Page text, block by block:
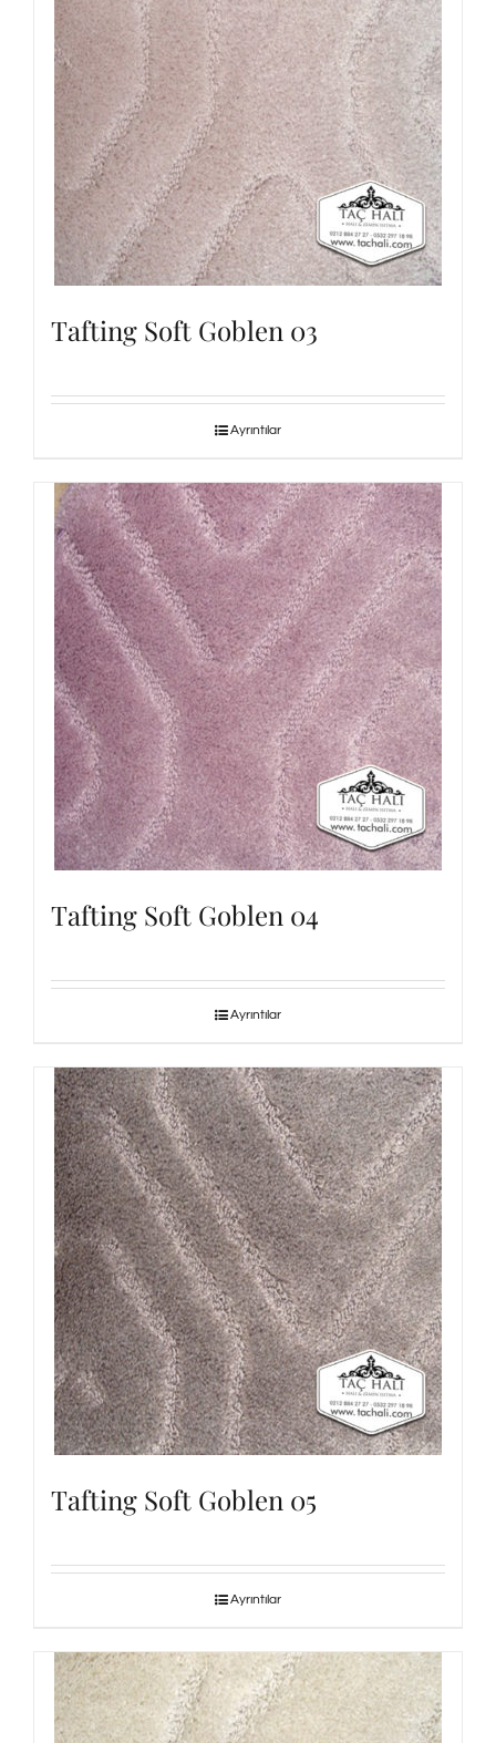
Tafting Soft Goblen 03
Ayrıntılar
Tafting Soft Goblen 04
Ayrıntılar
Tafting Soft Goblen 05
Ayrıntılar